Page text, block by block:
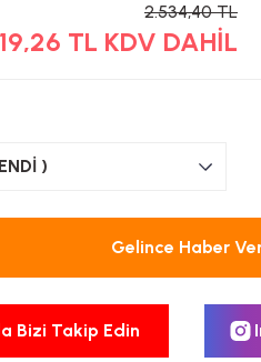
2.534,40 TL
TL KDV DAHİL
Gelince Haber
Bizi Takip Edin